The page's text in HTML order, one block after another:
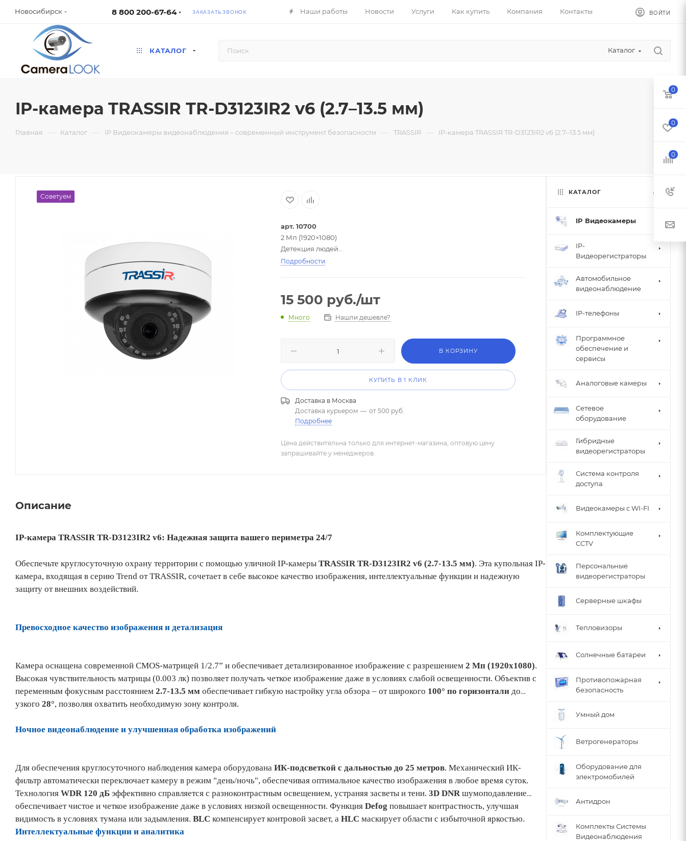
Новосибирск 8 800 200-67-64 ЗАКАЗАТЬ ЗВОНОК Наши работы Новости Услуги Как купить Компания Контакты ВОЙТИ
КАТАЛОГ Каталог
IP-камера TRASSIR TR-D3123IR2 v6 (2.7–13.5 мм)
Главная — Каталог — IP Видеокамеры видеонаблюдения – современный инструмент безопасности — TRASSIR — IP-камера TRASSIR TR-D3123IR2 v6 (2.7–13.5 мм)
Советуем
арт. 10700
2 Мп (1920×1080)
Детекция людей
ИК-подсветка 25 м
Гарантия — 5 лет
Подробности
15 500 руб./шт
Много Нашли дешевле?
В КОРЗИНУ
КУПИТЬ В 1 КЛИК
Доставка в Москва
Доставка курьером — от 500 руб.
Подробнее
Цена действительна только для интернет-магазина, оптовую цену
запрашивайте у менеджеров.
Описание
IP-камера TRASSIR TR-D3123IR2 v6: Надежная защита вашего периметра 24/7
Обеспечьте круглосуточную охрану территории с помощью уличной IP-камеры TRASSIR TR-D3123IR2 v6 (2.7-13.5 мм). Эта купольная IP-
камера, входящая в серию Trend от TRASSIR, сочетает в себе высокое качество изображения, интеллектуальные функции и надежную
защиту от внешних воздействий.
Превосходное качество изображения и детализация
Камера оснащена современной CMOS-матрицей 1/2.7” и обеспечивает детализированное изображение с разрешением 2 Мп (1920x1080).
Высокая чувствительность матрицы (0.003 лк) позволяет получать четкое изображение даже в условиях слабой освещенности. Объектив с
переменным фокусным расстоянием 2.7-13.5 мм обеспечивает гибкую настройку угла обзора – от широкого 100° по горизонтали до
узкого 28°, позволяя охватить необходимую зону контроля.
Ночное видеонаблюдение и улучшенная обработка изображений
Для обеспечения круглосуточного наблюдения камера оборудована ИК-подсветкой с дальностью до 25 метров. Механический ИК-
фильтр автоматически переключает камеру в режим "день/ночь", обеспечивая оптимальное качество изображения в любое время суток.
Технология WDR 120 дБ эффективно справляется с разноконтрастным освещением, устраняя засветы и тени. 3D DNRшумоподавление
обеспечивает чистое и четкое изображение даже в условиях низкой освещенности. Функция Defog повышает контрастность, улучшая
видимость в условиях тумана или задымления. BLC компенсирует контровой засвет, а HLC маскирует области с избыточной яркостью.
Интеллектуальные функции и аналитика
КАТАЛОГ
IP Видеокамеры
IP-
Видеорегистраторы
Автомобильное
видеонаблюдение
IP-телефоны
Программное
обеспечение и
сервисы
Аналоговые камеры
Сетевое
оборудование
Гибридные
видеорегистраторы
Система контроля
доступа
Видеокамеры с WI-FI
Комплектующие
CCTV
Персональные
видеорегистраторы
Серверные шкафы
Тепловизоры
Солнечные батареи
Противопожарная
безопасность
Умный дом
Ветрогенераторы
Оборудование для
электромобилей
Антидрон
Комплекты Системы
Видеонаблюдения
0
0
0